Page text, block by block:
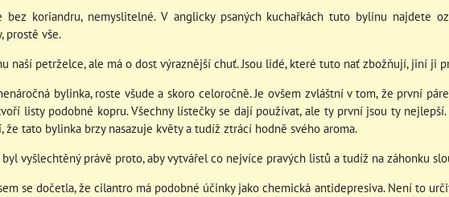
bez koriandru, nemyslitelné. V anglicky psaných kuchařkách tuto bylinu najdete
prostě vše.
naší petrželce, ale má o dost výraznější chuť. Jsou lidé, které tuto nať zbožňují, jiní ji
bylinka, roste všude a skoro celoročně. Je ovšem zvláštní v tom, že první
listy podobné kopru. Všechny lístečky se dají používat, ale ty první jsou ty
že tato bylinka brzy nasazuje květy a tudíž ztrácí hodně svého aroma.
byl vyšlechtěný právě proto, aby vytvářel co nejvíce pravých listů a tudíž na záhonku
se dočetla, že cilantro má podobné účinky jako chemická antidepresiva. Není to